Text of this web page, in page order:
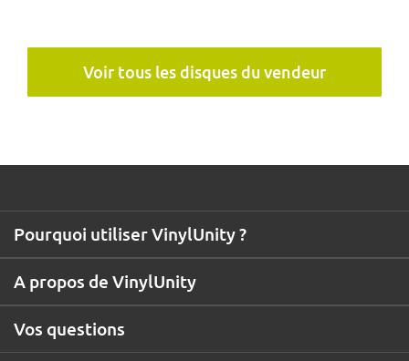
Voir tous les disques du vendeur
A propos de VinylUnity
Pourquoi utiliser VinylUnity ?
Vos questions